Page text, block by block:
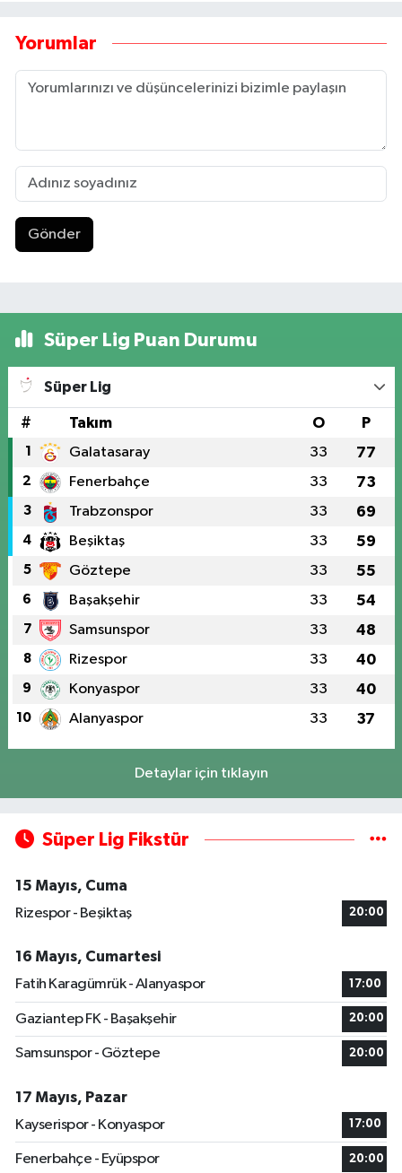
Yorumlar
Gönder
Süper Lig Puan Durumu
Süper Lig
# Takım O P
1 Galatasaray 33 77
2 Fenerbahçe 33 73
3 Trabzonspor 33 69
4 Beşiktaş 33 59
5 Göztepe 33 55
6 Başakşehir 33 54
7 Samsunspor 33 48
8 Rizespor 33 40
9 Konyaspor 33 40
10 Alanyaspor 33 37
Detaylar için tıklayın
Süper Lig Fikstür
15 Mayıs, Cuma
Rizespor - Beşiktaş
20:00
16 Mayıs, Cumartesi
Fatih Karagümrük - Alanyaspor
17:00
Gaziantep FK - Başakşehir 20:00
Samsunspor - Göztepe 20:00
17 Mayıs, Pazar
Kayserispor - Konyaspor
17:00
Fenerbahçe - Eyüpspor 20:00